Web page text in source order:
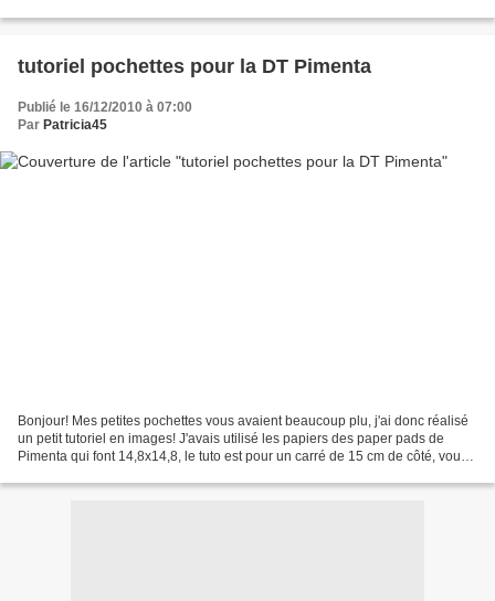
tutoriel pochettes pour la DT Pimenta
Publié le 16/12/2010 à 07:00
Par Patricia45
Bonjour! Mes petites pochettes vous avaient beaucoup plu, j'ai donc réalisé
un petit tutoriel en images! J'avais utilisé les papiers des paper pads de
Pimenta qui font 14,8x14,8, le tuto est pour un carré de 15 cm de côté, vous